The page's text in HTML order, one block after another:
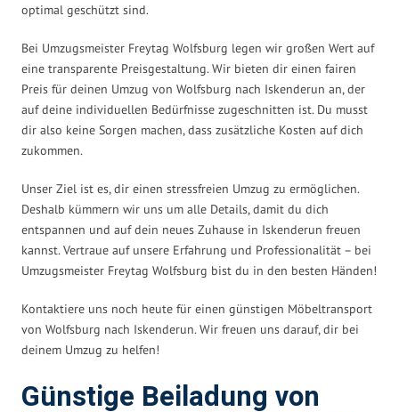
optimal geschützt sind.
Bei Umzugsmeister Freytag Wolfsburg legen wir großen Wert auf
eine transparente Preisgestaltung. Wir bieten dir einen fairen
Preis für deinen Umzug von Wolfsburg nach Iskenderun an, der
auf deine individuellen Bedürfnisse zugeschnitten ist. Du musst
dir also keine Sorgen machen, dass zusätzliche Kosten auf dich
zukommen.
Unser Ziel ist es, dir einen stressfreien Umzug zu ermöglichen.
Deshalb kümmern wir uns um alle Details, damit du dich
entspannen und auf dein neues Zuhause in Iskenderun freuen
kannst. Vertraue auf unsere Erfahrung und Professionalität – bei
Umzugsmeister Freytag Wolfsburg bist du in den besten Händen!
Kontaktiere uns noch heute für einen günstigen Möbeltransport
von Wolfsburg nach Iskenderun. Wir freuen uns darauf, dir bei
deinem Umzug zu helfen!
Günstige Beiladung von